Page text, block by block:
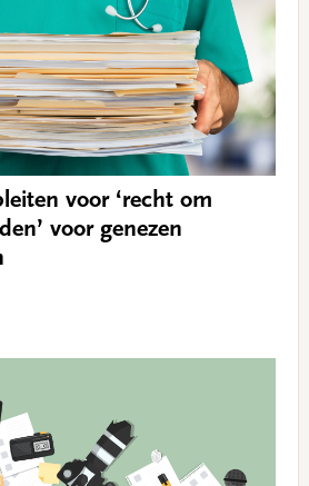
voor ‘recht om
voor genezen